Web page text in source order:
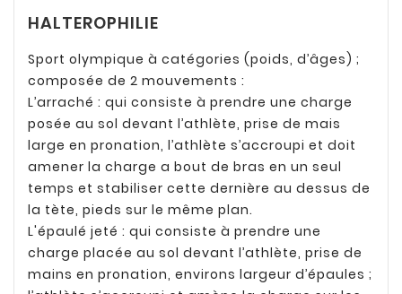
HALTEROPHILIE
Sport olympique à catégories (poids, d’âges) ;
composée de 2 mouvements :
L’arraché : qui consiste à prendre une charge
posée au sol devant l’athlète, prise de mais
large en pronation, l’athlète s’accroupi et doit
amener la charge a bout de bras en un seul
temps et stabiliser cette dernière au dessus de
la tète, pieds sur le même plan.
L'épaulé jeté : qui consiste à prendre une
charge placée au sol devant l’athlète, prise de
mains en pronation, environs largeur d’épaules ;